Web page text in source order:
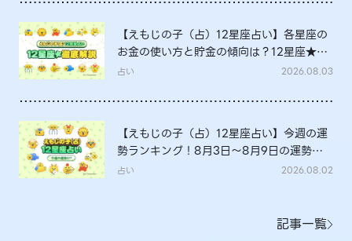
【えもじの子（占）12星座占い】各星座の
お金の使い方と貯金の傾向は？12星座★徹
底解説
占い 2026.08.03
【えもじの子（占）12星座占い】今週の運
勢ランキング！8月3日～8月9日の運勢
は？
占い 2026.08.02
記事一覧